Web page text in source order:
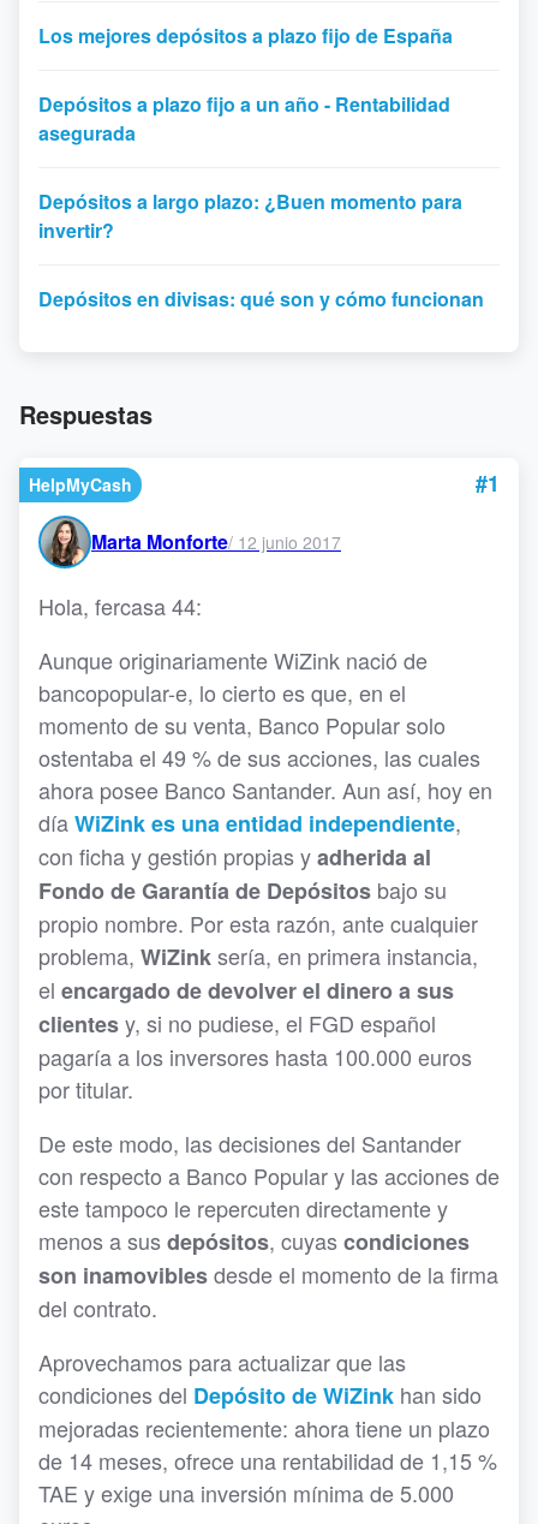
Los mejores depósitos a plazo fijo de España
Depósitos a plazo fijo a un año - Rentabilidad
asegurada
Depósitos a largo plazo: ¿Buen momento para
invertir?
Depósitos en divisas: qué son y cómo funcionan
Respuestas
HelpMyCash #1
Marta Monforte/ 12 junio 2017
Hola, fercasa 44:
Aunque originariamente WiZink nació de
bancopopular-e, lo cierto es que, en el
momento de su venta, Banco Popular solo
ostentaba el 49 % de sus acciones, las cuales
ahora posee Banco Santander. Aun así, hoy en
díaWiZink es una entidad independiente,
con ficha y gestión propias yadherida al
Fondo de Garantía de Depósitos bajo su
propio nombre. Por esta razón, ante cualquier
problema, WiZinksería, en primera instancia,
el encargado de devolver el dinero a sus
clientesy, si no pudiese, el FGD español
pagaría a los inversores hasta 100.000 euros
por titular.
De este modo, las decisiones del Santander
con respecto a Banco Popular y las acciones de
este tampoco le repercuten directamente y
menos a sus depósitos, cuyas condiciones
son inamoviblesdesde el momento de la firma
del contrato.
Aprovechamos para actualizar que las
condiciones del Depósito de WiZink han sido
mejoradas recientemente: ahora tiene un plazo
de 14 meses, ofrece una rentabilidad de 1,15 %
TAE y exige una inversión mínima de 5.000